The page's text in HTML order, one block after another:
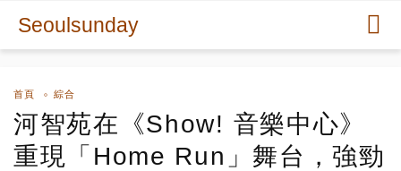
Seoulsunday
首頁 綜合
河智苑在《Show! 音樂中心》
重現「Home Run」舞台，強勁